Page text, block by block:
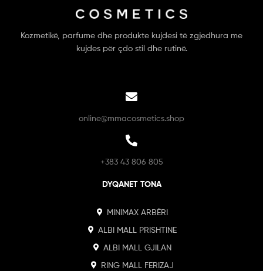
Kozmetikë, parfume dhe produkte kujdesi të zgjedhura me
kujdes për çdo stil dhe rutinë.
online@mmacosmetics.shop
+383 43 806 805
DYQANET TONA
MINIMAX ARBËRI
ALBI MALL PRISHTINE
ALBI MALL GJILAN
RING MALL FERIZAJ